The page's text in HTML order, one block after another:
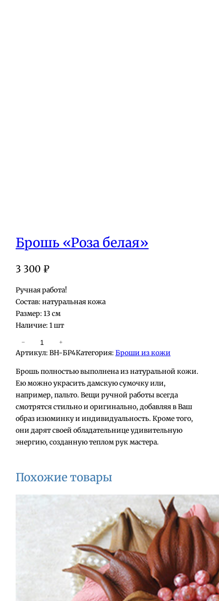
Брошь «Роза белая»
3 300 ₽
Ручная работа!
Состав: натуральная кожа
Размер: 13 см
Наличие: 1 шт
о
л
и
о
а
− +
Артикул: BH-БР4Категория: Броши из кожи
Брошь полностью выполнена из натуральной кожи.
Ею можно украсить дамскую сумочку или,
например, пальто. Вещи ручной работы всегда
смотрятся стильно и оригинально, добавляя в Ваш
образ изюминку и индивидуальность. Кроме того,
они дарят своей обладательнице удивительную
энергию, созданную теплом рук мастера.
Похожие товары